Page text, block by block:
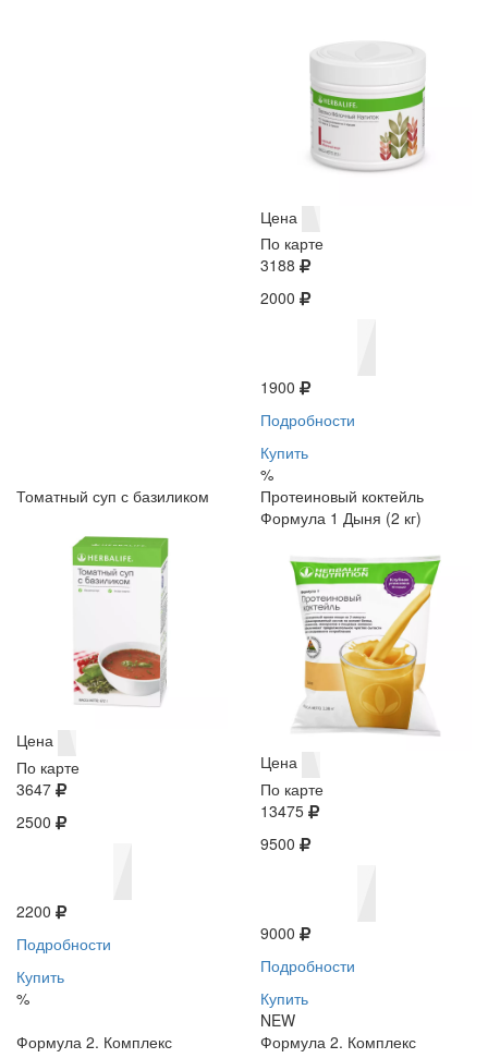
Цена
По карте
3188
2000
1900
Подробности
Купить
%
Томатный суп с базиликом
Цена
По карте
3647
2500
2200
Подробности
Купить
%
Протеиновый коктейль
Формула 1 Дыня (2 кг)
Цена
По карте
13475
9500
9000
Подробности
Купить
NEW
Формула 2. Комплекс
Формула 2. Комплекс